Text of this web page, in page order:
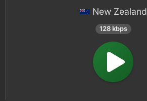
New Zealand
128 kbps